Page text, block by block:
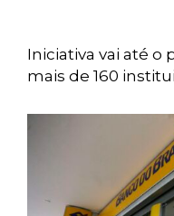
Iniciativa vai até o
mais de 160